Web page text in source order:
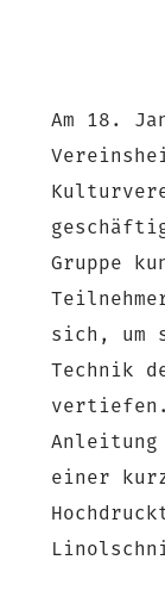
Am 18.
Gruppe
sich, um
Technik
Anleitung
einer